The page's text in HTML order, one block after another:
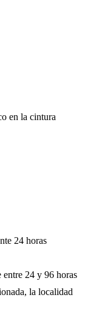
en la cintura
24 horas
entre 24 y 96 horas
la localidad